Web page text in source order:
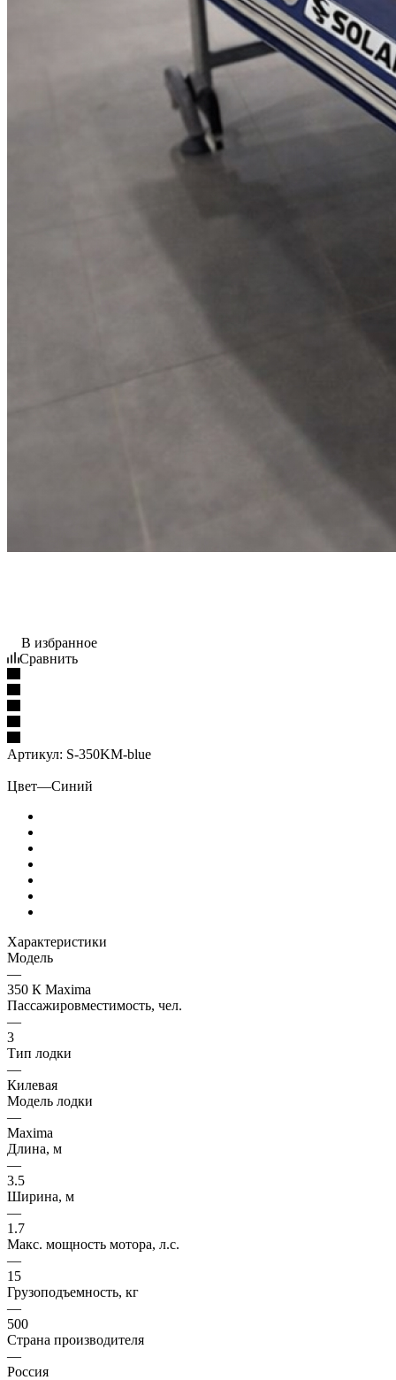
В избранное
Сравнить
Артикул: S-350KM-blue
Цвет—Синий
Характеристики
Модель
—
350 К Maxima
Пассажировместимость, чел.
—
3
Тип лодки
—
Килевая
Модель лодки
—
Maxima
Длина, м
—
3.5
Ширина, м
—
1.7
Макс. мощность мотора, л.с.
—
15
Грузоподъемность, кг
—
500
Страна производителя
—
Россия